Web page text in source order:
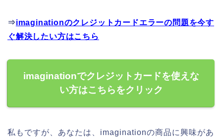
⇒imaginationのクレジットカードエラーの問題を今す
ぐ解決したい方はこちら
imaginationでクレジットカードを使えな
い方はこちらをクリック
私もですが、あなたは、imaginationの商品に興味があ